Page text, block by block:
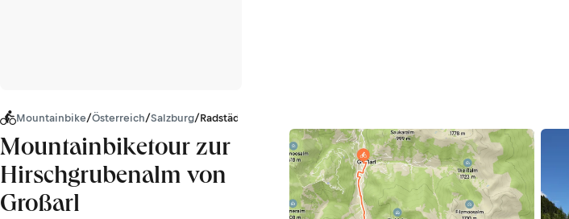
Mountainbike/Österreich/Salzburg/Radstädter Tauern
Mountainbiketour zur
Hirschgrubenalm von
Großarl